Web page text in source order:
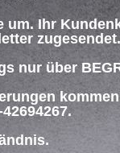
Ihr
zugesendet.
nur über